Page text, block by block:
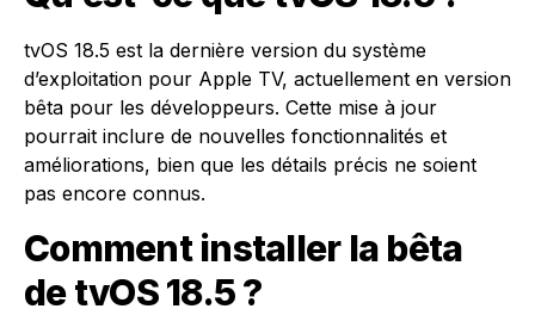
tvOS 18.5 est la dernière version du système
d’exploitation pour Apple TV, actuellement en version
bêta pour les développeurs. Cette mise à jour
pourrait inclure de nouvelles fonctionnalités et
améliorations, bien que les détails précis ne soient
pas encore connus.
Comment installer la bêta
de tvOS 18.5 ?